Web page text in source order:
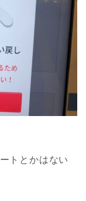
トとかはない